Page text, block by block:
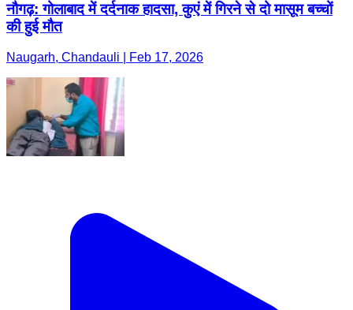
नौगढ़: गोलाबाद में दर्दनाक हादसा, कुएं में गिरने से दो मासूम बच्चों
की हुई मौत
Naugarh, Chandauli | Feb 17, 2026